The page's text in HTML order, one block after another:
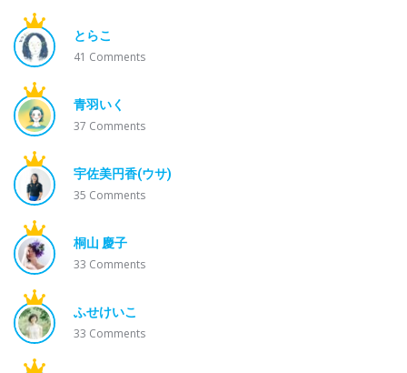
とらこ
41 Comments
青羽いく
37 Comments
宇佐美円香(ウサ)
35 Comments
桐山 慶子
33 Comments
ふせけいこ
33 Comments